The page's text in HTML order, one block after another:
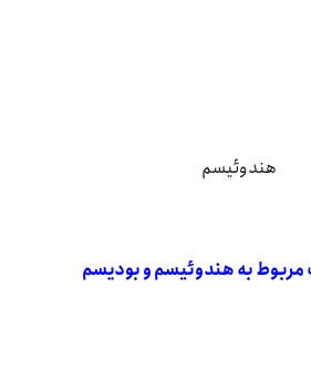
مربوط به هندوئیسم و بودیسم